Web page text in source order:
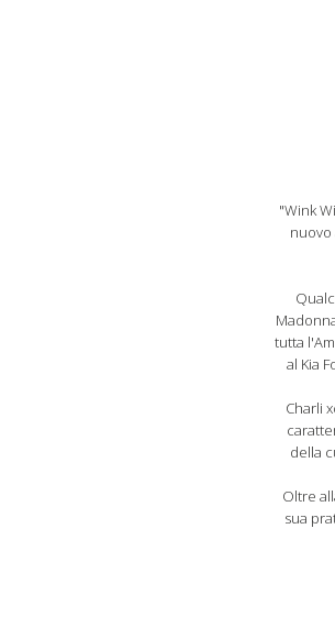
"Wink
nuovo
tutta
al Kia
Charli
della
Oltre
sua